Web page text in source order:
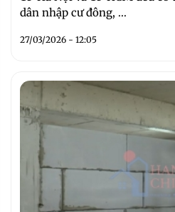
dân nhập cư đông, ...
27/03/2026 - 12:05